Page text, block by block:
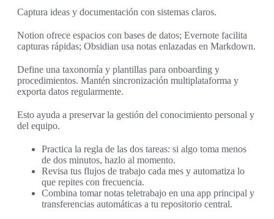
Captura ideas y documentación con sistemas claros.
Notion ofrece espacios con bases de datos; Evernote facilita
capturas rápidas; Obsidian usa notas enlazadas en Markdown.
Define una taxonomía y plantillas para onboarding y
procedimientos. Mantén sincronización multiplataforma y
exporta datos regularmente.
Esto ayuda a preservar la gestión del conocimiento personal y
del equipo.
Practica la regla de las dos tareas: si algo toma menos
de dos minutos, hazlo al momento.
Revisa tus flujos de trabajo cada mes y automatiza lo
que repites con frecuencia.
Combina tomar notas teletrabajo en una app principal y
transferencias automáticas a tu repositorio central.